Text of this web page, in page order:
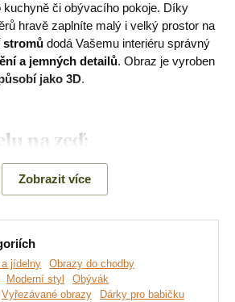
kuchyně či obývacího pokoje. Díky
hravě zaplníte malý i velký prostor na
stromů dodá Vašemu interiéru správný
a jemných detailů. Obraz je vyroben
jako 3D.
na zeď:
stromů
na zeď
hrubý materiál
a mnoho dekorů
Zobrazit více
jídelny
Obrazy do chodby
Moderní styl
Obývák
Vyřezávané obrazy
Dárky pro babičku